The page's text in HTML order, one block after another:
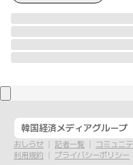
韓国経済メディアグループ
おしらせ 記者一覧
コミュニ
利用規約
プライバシーポリシー